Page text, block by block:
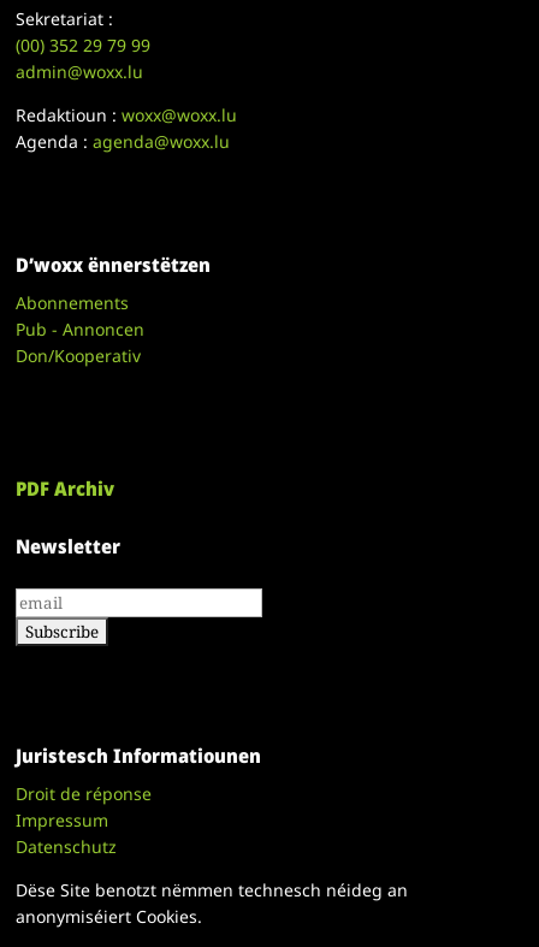
Sekretariat :
(00)352 29 79 99
admin@woxx.lu
Redaktioun :woxx@woxx.lu
Agenda :agenda@woxx.lu
D’woxx ënnerstëtzen
Abonnements
Pub - Annoncen
Don/Kooperativ
PDF Archiv
Newsletter
Juristesch Informatiounen
Droit de réponse
Impressum
Datenschutz
Dëse Site benotzt nëmmen technesch néideg an
anonymiséiert Cookies.